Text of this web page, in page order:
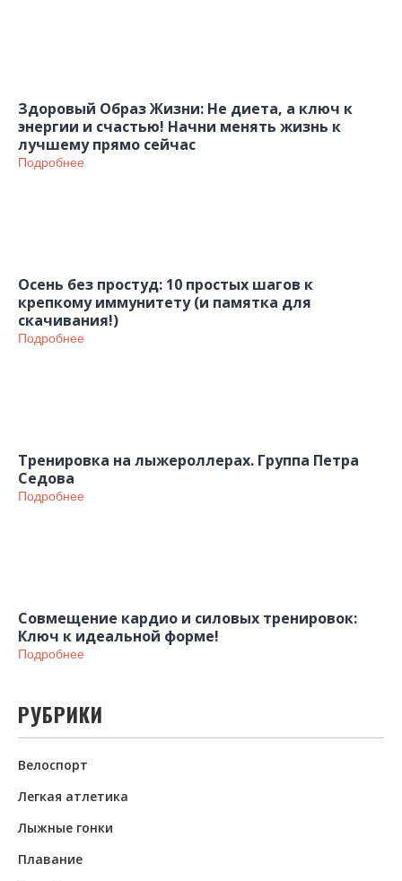
Здоровый Образ Жизни: Не диета, а ключ к
энергии и счастью! Начни менять жизнь к
лучшему прямо сейчас
Подробнее
Осень без простуд: 10 простых шагов к
крепкому иммунитету (и памятка для
скачивания!)
Подробнее
Тренировка на лыжероллерах. Группа Петра
Седова
Подробнее
Совмещение кардио и силовых тренировок:
Ключ к идеальной форме!
Подробнее
РУБРИКИ
Велоспорт
Легкая атлетика
Лыжные гонки
Плавание